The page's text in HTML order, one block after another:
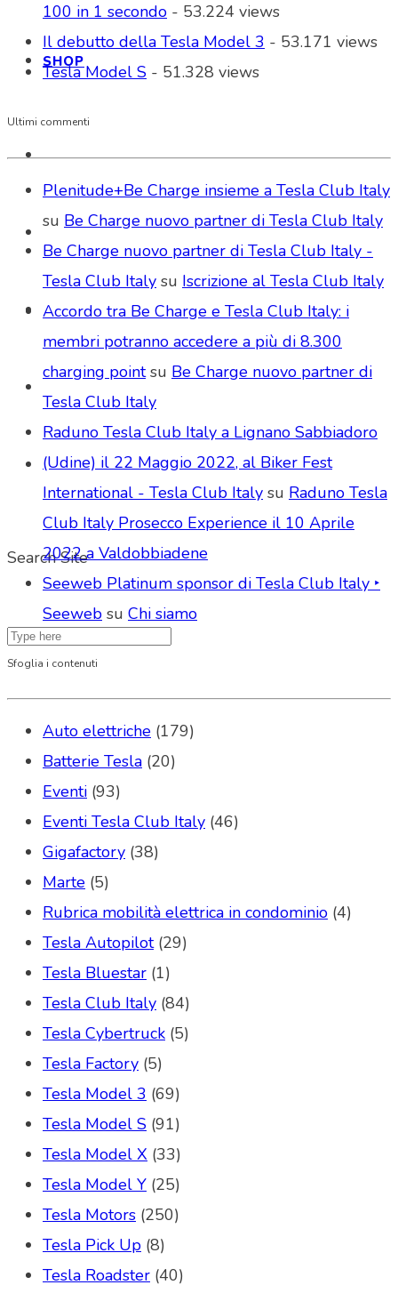
SHOP
Search Site
100 in 1 secondo - 53.224 views
Il debutto della Tesla Model 3 - 53.171 views
Tesla Model S - 51.328 views
Ultimi commenti
Plenitude+Be Charge insieme a Tesla Club Italy
su Be Charge nuovo partner di Tesla Club Italy
Be Charge nuovo partner di Tesla Club Italy -
Tesla Club Italy su Iscrizione al Tesla Club Italy
Accordo tra Be Charge e Tesla Club Italy: i
membri potranno accedere a più di 8.300
charging pointsu Be Charge nuovo partner di
Tesla Club Italy
Raduno Tesla Club Italy a Lignano Sabbiadoro
(Udine) il 22 Maggio 2022, al Biker Fest
International - Tesla Club Italy su Raduno Tesla
Club Italy Prosecco Experience il 10 Aprile
2022 a Valdobbiadene
Seeweb Platinum sponsor di Tesla Club Italy ‣
Seeweb su Chi siamo
Sfoglia i contenuti
Auto elettriche (179)
Batterie Tesla (20)
Eventi (93)
Eventi Tesla Club Italy (46)
Gigafactory (38)
Marte (5)
Rubrica mobilità elettrica in condominio (4)
Tesla Autopilot(29)
Tesla Bluestar (1)
Tesla Club Italy (84)
Tesla Cybertruck (5)
Tesla Factory (5)
Tesla Model 3 (69)
Tesla Model S (91)
Tesla Model X (33)
Tesla Model Y (25)
Tesla Motors (250)
Tesla Pick Up (8)
Tesla Roadster (40)